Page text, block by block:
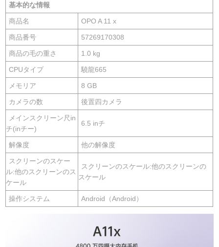
基本的な情報
商品名 OPO A 11 x
商品番号 57269170308
商品の毛の重さ 1.0 kg
CPUタイプ 驍龍665
メモリア 8 GB
カメラの数 後置四カメラ
メインスクリーン尺in
チ(inチー)
6.5 inチ
解像度 他の解像度
スクリーンのスケー
ル:他のスクリーンのス
ケール
スクリーンのスケール:他のスクリーンの
スケール
操作システム Android（Android）